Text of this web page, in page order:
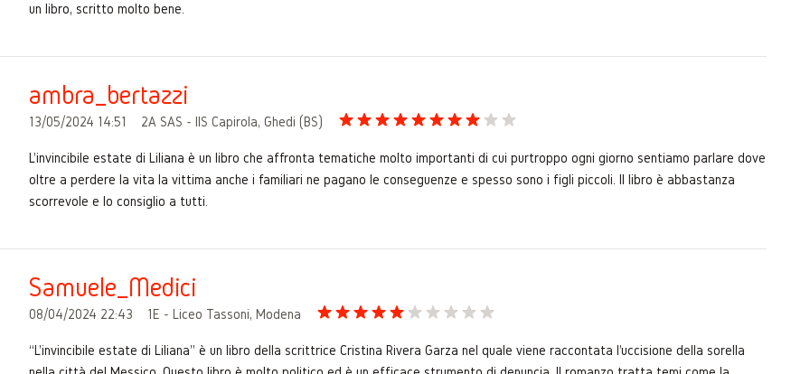
un libro, scritto molto bene.
ambra_bertazzi
13/05/2024 14:51 2A SAS - IIS Capirola, Ghedi (BS)
L'invincibile estate di Liliana è un libro che affronta tematiche molto importanti di cui purtroppo ogni giorno sentiamo parlare dove
oltre a perdere la vita la vittima anche i familiari ne pagano le conseguenze e spesso sono i figli piccoli. Il libro è abbastanza
scorrevole e lo consiglio a tutti.
Samuele_Medici
08/04/2024 22:43 1E - Liceo Tassoni, Modena
“L'invincibile estate di Liliana” è un libro della scrittrice Cristina Rivera Garza nel quale viene raccontata l'uccisione della sorella